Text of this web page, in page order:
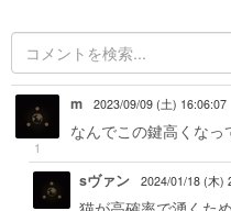
1
m 2023/09/09 (土) 16:06:07
なんでこの鍵高くなっ
sヴァン 2024/01/18 (木)